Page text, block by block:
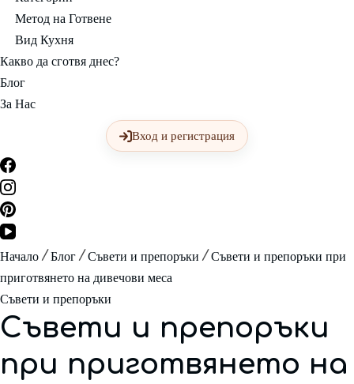
Метод на Готвене
Вид Кухня
Какво да сготвя днес?
Блог
За Нас
Вход и регистрация
Начало Блог Съвети и препоръки
Съвети и препоръки при
приготвянето на дивечови меса
Съвети и препоръки
Съвети и препоръки
при приготвянето на